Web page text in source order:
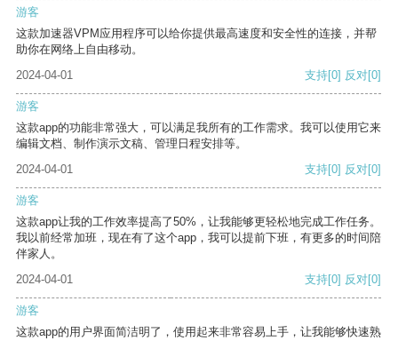
游客
这款加速器VPM应用程序可以给你提供最高速度和安全性的连接，并帮
助你在网络上自由移动。
2024-04-01
支持[0] 反对[0]
游客
这款app的功能非常强大，可以满足我所有的工作需求。我可以使用它来
编辑文档、制作演示文稿、管理日程安排等。
2024-04-01
支持[0] 反对[0]
游客
这款app让我的工作效率提高了50%，让我能够更轻松地完成工作任务。
我以前经常加班，现在有了这个app，我可以提前下班，有更多的时间陪
伴家人。
2024-04-01
支持[0] 反对[0]
游客
这款app的用户界面简洁明了，使用起来非常容易上手，让我能够快速熟